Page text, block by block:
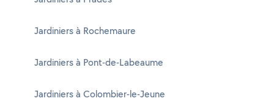
Jardiniers à Rochemaure
Jardiniers à Pont-de-Labeaume
Jardiniers à Colombier-le-Jeune